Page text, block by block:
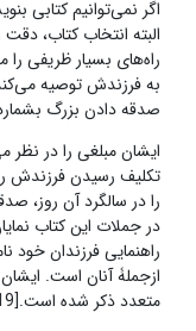
اگر نمی‌توانیم کتابی
البته انتخاب کتاب،
راه‌های بسیار ظریفی
به فرزندش توصیه
صدقه دادن بزرگ
ایشان مبلغی را در نظر
تکلیف رسیدن فرزندش
در جملات این کتاب
راهنمایی فرزندان خود
ازجملۀ آنان است.
متعدد ذکر شده است.[19]